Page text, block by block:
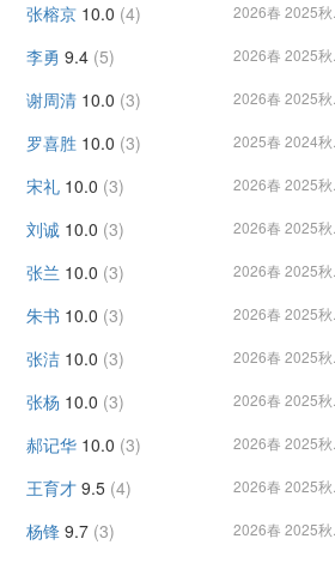
张榕京 10.0 (4) 2026春 2025秋...
李勇 9.4 (5) 2026春 2025秋...
谢周清 10.0 (3) 2026春 2025秋...
罗喜胜 10.0 (3) 2025春 2024秋...
宋礼 10.0 (3) 2026春 2025秋...
刘诚 10.0 (3) 2026春 2025秋...
张兰 10.0 (3) 2026春 2025秋...
朱书 10.0 (3) 2026春 2025秋...
张洁 10.0 (3) 2026春 2025秋...
张杨 10.0 (3) 2026春 2025秋...
郝记华 10.0 (3) 2026春 2025秋...
王育才 9.5 (4) 2026春 2025秋...
杨锋 9.7 (3) 2026春 2025秋...